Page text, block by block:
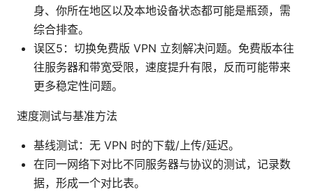
身、你所在地区以及本地设备状态都可能是瓶颈，需
综合排查。
误区5：切换免费版 VPN 立刻解决问题。免费版本往
往服务器和带宽受限，速度提升有限，反而可能带来
更多稳定性问题。
速度测试与基准方法
基线测试：无 VPN 时的下载/上传/延迟。
在同一网络下对比不同服务器与协议的测试，记录数
据，形成一个对比表。